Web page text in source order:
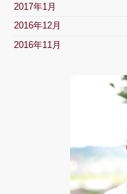
2017年1月
2016年12月
2016年11月